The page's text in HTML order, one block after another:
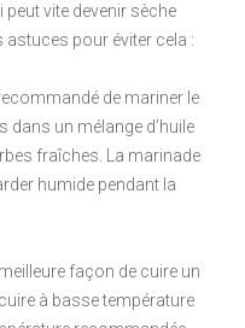
peut vite devenir sèche
pour éviter cela :
de mariner le
dans un mélange d’huile
fraîches. La marinade
humide pendant la
meilleure façon de cuire un
à basse température